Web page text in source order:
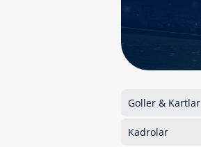
Goller & Kartlar
Kadrolar